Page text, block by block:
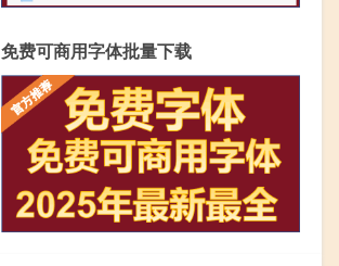
免费可商用字体批量下载